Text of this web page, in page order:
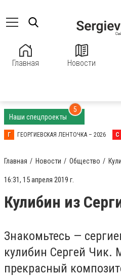
Главная Новости
Наши спецпроекты
5
Г ГЕОРГИЕВСКАЯ ЛЕНТОЧКА – 2026 С
Главная Новости Общество
16:31, 15 апреля 2019 г.
Кулибин из
Знакомьтесь —
кулибин Сергей Чик.
прекрасный